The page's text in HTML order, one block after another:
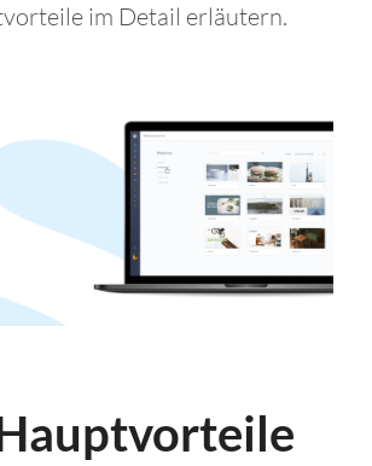
im Detail erläutern.